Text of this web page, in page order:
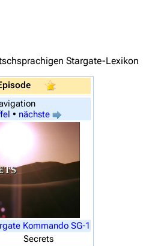
2133 346.284
Stargate-Lexikon
• nächste
Kommando SG-1
Secrets